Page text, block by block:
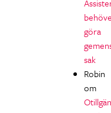
göra
sak
Robin
om